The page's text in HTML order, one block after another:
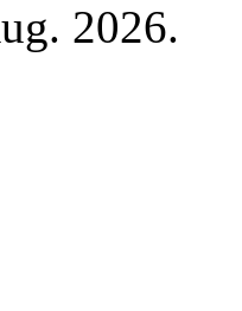
2026.